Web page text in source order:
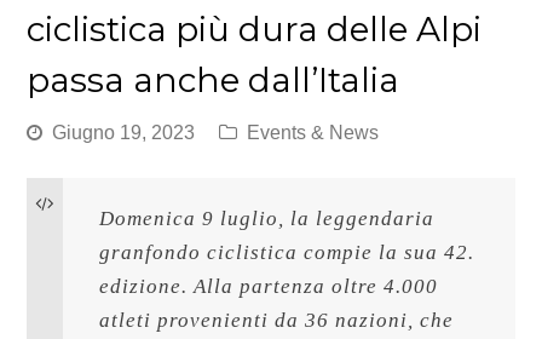
ciclistica più dura delle Alpi
passa anche dall’Italia
Giugno 19, 2023 Events & News
Domenica 9 luglio, la leggendaria
granfondo ciclistica compie la sua 42.
edizione. Alla partenza oltre 4.000
atleti provenienti da 36 nazioni, che